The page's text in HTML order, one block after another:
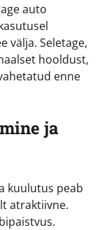
auto
välja. Seletage,
hooldust,
enne
ja
kuulutus peab
atraktiivne.